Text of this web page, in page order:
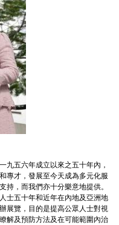
九五六年成立以來之五十年內，
專才，發展至今天成為多元化服
持，而我們亦十分樂意地提供。
士五十年和近年在內地及亞洲地
展覽，目的是提高公眾人士對視
解及預防方法及在可能範圍內治